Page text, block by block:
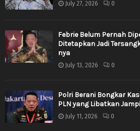
July 27, 2026 0
Febrie Belum Pernah
Ditetapkan Jadi
nya
July 13, 2026 0
Polri Berani Bongkar
PLN yang Libatkan
July 11, 2026 0